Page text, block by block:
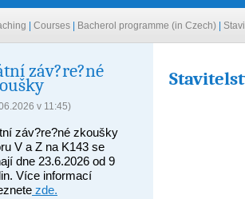
| Courses | Bacherol programme (in Czech) |
záv?re?né
v 11:45)
záv?re?né zkoušky
V a Z na K143 se
dne 23.6.2026 od 9
Více informací
zde.